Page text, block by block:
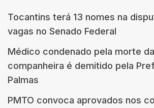
Tocantins terá 13 nomes na
vagas no Senado Federal
Médico condenado pela morte
companheira é demitido pela
Palmas
PMTO convoca aprovados nos